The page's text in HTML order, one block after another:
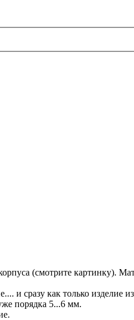
(смотрите картинку).
и сразу как только
порядка 5...6 мм.